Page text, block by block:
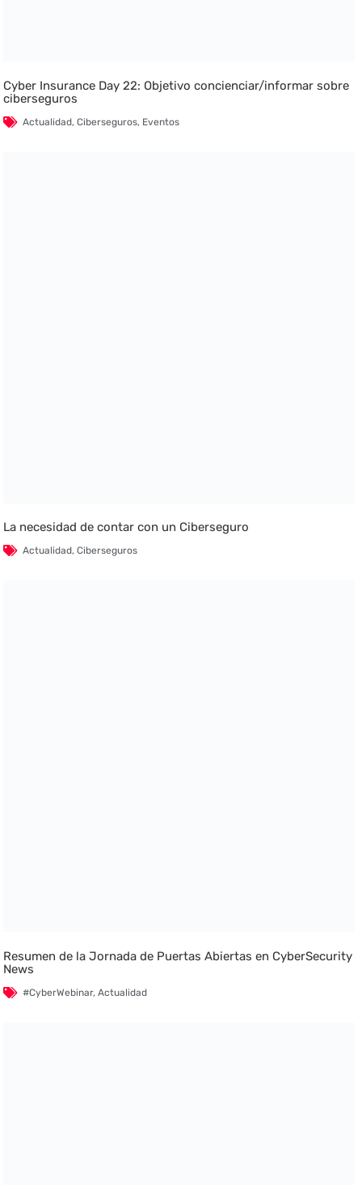
Cyber Insurance Day 22: Objetivo concienciar/informar sobre
ciberseguros
Actualidad,Ciberseguros, Eventos
La necesidad de contar con un Ciberseguro
Actualidad,Ciberseguros
Resumen de la Jornada de Puertas Abiertas en CyberSecurity
News
#CyberWebinar,Actualidad